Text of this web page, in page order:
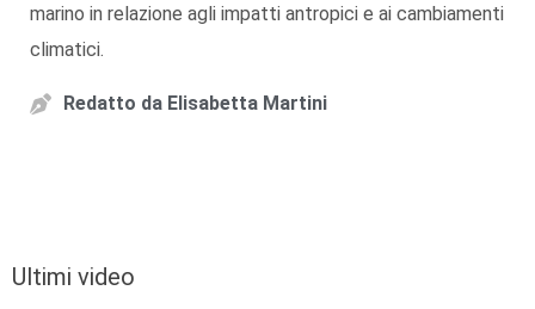
marino in relazione agli impatti antropici e ai cambiamenti
climatici.
Redatto da Elisabetta Martini
Ultimi video